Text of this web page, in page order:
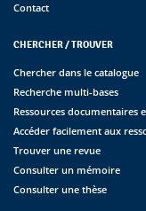
Contact
CHERCHER / TROUVER
Chercher dans le catalogue
Recherche multi-bases
Ressources documentaires
Accéder facilement aux
Trouver une revue
Consulter un mémoire
Consulter une thèse